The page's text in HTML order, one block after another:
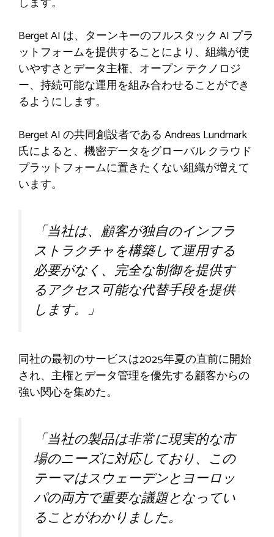
Berget AI は、ターンキーのフルスタック AI プラ
ットフォームを提供することにより、組織が使
いやすさとデータ主権、オープン テクノロジ
ー、持続可能な運用を組み合わせることができ
るようにします。
Berget AI の共同創設者である Andreas Lundmark
氏によると、機密データをグローバル クラウド
プラットフォームに置きたくない組織が増えて
います。
「当社は、顧客が独自のインフラ
ストラクチャを構築して運用する
必要がなく、完全な制御を提供す
るアクセス可能な代替手段を提供
します。」
同社の最初のサービスは2025年夏の直前に開始
され、主権とデータ管理を優先する顧客からの
強い関心を集めた。
「当社の製品は非常に現実的な市
場のニーズに対応しており、この
テーマはスウェーデンとヨーロッ
パの両方で重要な議題となってい
ることがわかりました。